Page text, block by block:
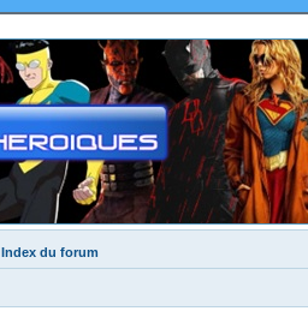
Index du forum